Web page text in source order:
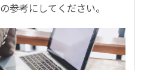
参考にしてください。